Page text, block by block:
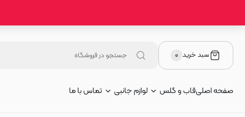
سبد خرید ۰
صفحه اصلیقاب و گلس لوازم جانبی تماس با ما